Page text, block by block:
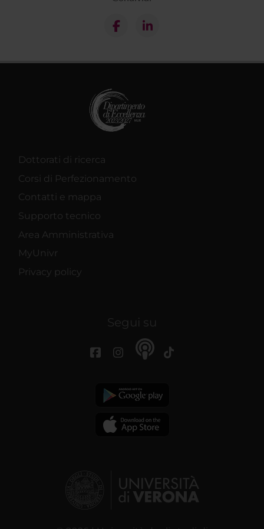
Dottorati di ricerca
Corsi di Perfezionamento
Contatti e mappa
Supporto tecnico
Area Amministrativa
MyUnivr
Privacy policy
Segui su